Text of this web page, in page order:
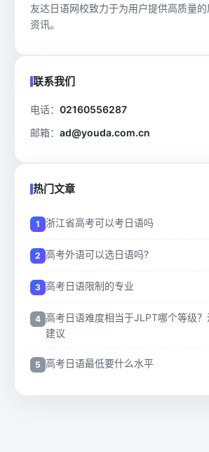
友达日语网校致力于为用户提供高质量
资讯。
联系我们
电话： 02160556287
邮箱： ad@youda.com.cn
热门文章
浙江省高考可以考日语吗
高考外语可以选日语吗?
高考日语限制的专业
高考日语难度相当于JLPT哪个等级
建议
高考日语最低要什么水平